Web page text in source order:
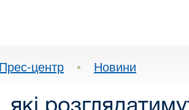
Прес-центр • Новини